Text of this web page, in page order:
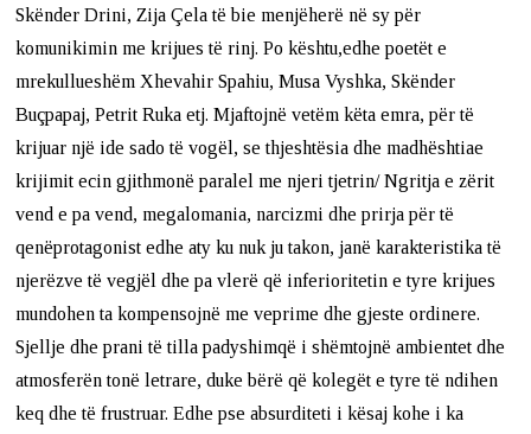
Skënder Drini, Zija Çela të bie menjëherë në sy për
komunikimin me krijues të rinj. Po kështu,edhe poetët e
mrekullueshëm Xhevahir Spahiu, Musa Vyshka, Skënder
Buçpapaj, Petrit Ruka etj. Mjaftojnë vetëm këta emra, për të
krijuar një ide sado të vogël, se thjeshtësia dhe madhështiae
krijimit ecin gjithmonë paralel me njeri tjetrin/ Ngritja e zërit
vend e pa vend, megalomania, narcizmi dhe prirja për të
qenëprotagonist edhe aty ku nuk ju takon, janë karakteristika të
njerëzve të vegjël dhe pa vlerë që inferioritetin e tyre krijues
mundohen ta kompensojnë me veprime dhe gjeste ordinere.
Sjellje dhe prani të tilla padyshimqë i shëmtojnë ambientet dhe
atmosferën tonë letrare, duke bërë që kolegët e tyre të ndihen
keq dhe të frustruar. Edhe pse absurditeti i kësaj kohe i ka